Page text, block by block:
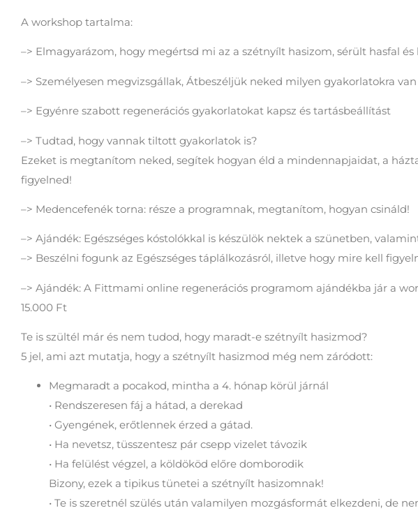
A workshop tartalma:
–> Elmagyarázom, hogy megértsd mi az a szétnyílt hasizom, sérült hasfal
–> Személyesen megvizsgállak, Átbeszéljük neked milyen gyakorlatokra
–> Egyénre szabott regenerációs gyakorlatokat kapsz és tartásbeállítást
–> Tudtad, hogy vannak tiltott gyakorlatok is?
Ezeket is megtanítom neked, segítek hogyan éld a mindennapjaidat, a
figyelned!
–> Medencefenék torna: része a programnak, megtanítom, hogyan csináld!
–> Ajándék: Egészséges kóstolókkal is készülök nektek a szünetben,
–> Beszélni fogunk az Egészséges táplálkozásról, illetve hogy mire kell
–> Ajándék: A Fittmami online regenerációs programom ajándékba jár a
15.000 Ft
Te is szültél már és nem tudod, hogy maradt-e szétnyílt hasizmod?
5 jel, ami azt mutatja, hogy a szétnyílt hasizmod még nem záródott:
Megmaradt a pocakod, mintha a 4. hónap körül járnál
• Rendszeresen fáj a hátad, a derekad
• Gyengének, erőtlennek érzed a gátad.
• Ha nevetsz, tüsszentesz pár csepp vizelet távozik
• Ha felülést végzel, a köldököd előre domborodik
Bizony, ezek a tipikus tünetei a szétnyílt hasizomnak!
• Te is szeretnél szülés után valamilyen mozgásformát elkezdeni, de